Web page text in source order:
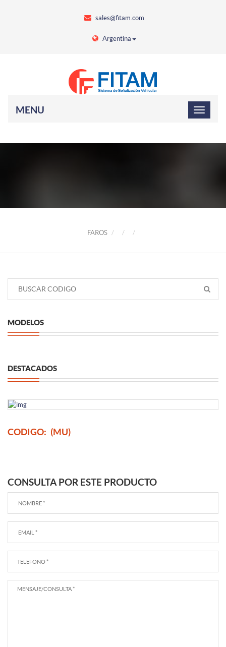
sales@fitam.com
Argentina
MENU
FAROS
MODELOS
DESTACADOS
CODIGO: (MU)
CONSULTA POR ESTE PRODUCTO